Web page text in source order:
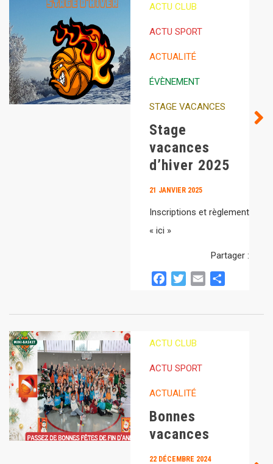
ACTU CLUB
ACTU SPORT
ACTUALITÉ
ÉVÈNEMENT
STAGE VACANCES
Stage
vacances
d’hiver 2025
21 JANVIER 2025
Inscriptions et règlement
« ici »
Partager :
FacebookTwitterEmail
ACTU CLUB
ACTU SPORT
ACTUALITÉ
Bonnes
vacances
22 DÉCEMBRE 2024